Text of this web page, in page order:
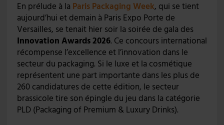
En prélude à la Paris Packaging Week, qui se tient
aujourd’hui et demain à Paris Expo Porte de
Versailles, se tenait hier soir la soirée de gala des
Innovation Awards 2026. Ce concours international
récompense l’excellence et l’innovation dans le
secteur du packaging. Si le luxe et la cosmétique
représentent une part importante dans les plus de
260 candidatures de cette édition, le secteur
brassicole tire son épingle du jeu dans la catégorie
PLD (Packaging of Premium & Luxury Drinks).